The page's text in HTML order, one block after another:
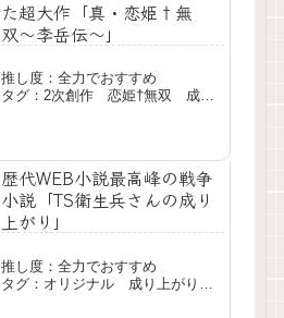
た超大作「真・恋姫†無
双〜李岳伝〜」
推し度：全力でおすすめ
タグ：2次創作 恋姫†無双 成り
歴代WEB小説最高峰の戦争
小説「TS衛生兵さんの成り
上がり」
推し度：全力でおすすめ
タグ：オリジナル 成り上がり